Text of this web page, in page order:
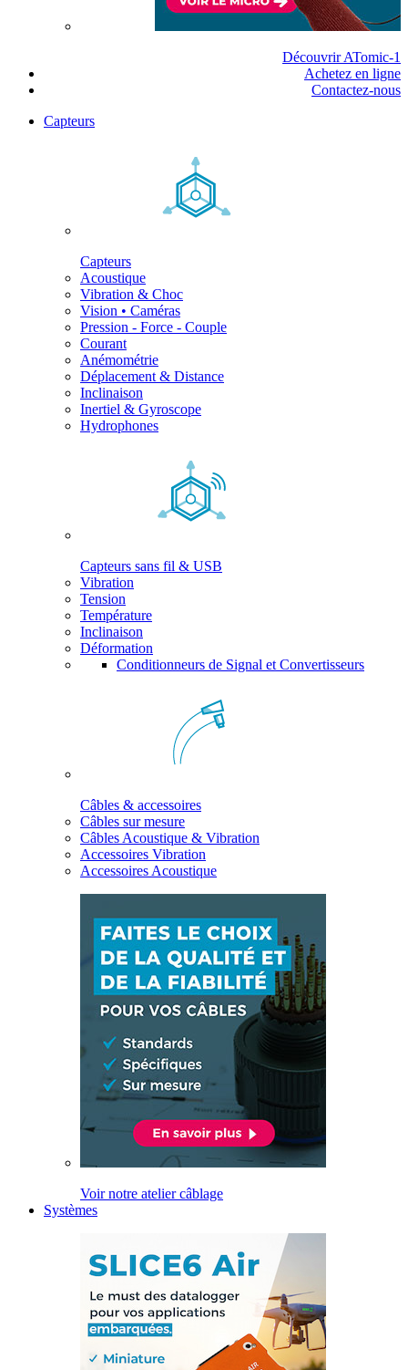
Découvrir ATomic-1
Achetez en ligne
Contactez-nous
Capteurs
Capteurs
Acoustique
Vibration & Choc
Vision • Caméras
Pression - Force - Couple
Courant
Anémométrie
Déplacement & Distance
Inclinaison
Inertiel & Gyroscope
Hydrophones
Capteurs sans fil & USB
Vibration
Tension
Température
Inclinaison
Déformation
Conditionneurs de Signal et Convertisseurs
Câbles & accessoires
Câbles sur mesure
Câbles Acoustique & Vibration
Accessoires Vibration
Accessoires Acoustique
Voir notre atelier câblage
Systèmes